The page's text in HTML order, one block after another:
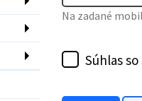
Na zadané
Súhlas